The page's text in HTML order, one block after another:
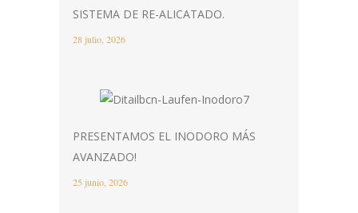
SISTEMA DE RE-ALICATADO.
28 julio, 2026
PRESENTAMOS EL INODORO MÁS
AVANZADO!
25 junio, 2026